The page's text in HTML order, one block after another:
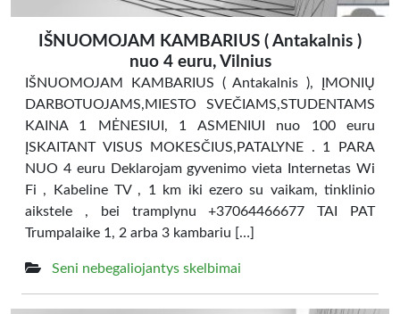
IŠNUOMOJAM KAMBARIUS ( Antakalnis )
nuo 4 euru, Vilnius
IŠNUOMOJAM KAMBARIUS ( Antakalnis ), ĮMONIŲ
DARBOTUOJAMS,MIESTO SVEČIAMS,STUDENTAMS
KAINA 1 MĖNESIUI, 1 ASMENIUI nuo 100 euru
ĮSKAITANT VISUS MOKESČIUS,PATALYNE . 1 PARA
NUO 4 euru Deklarojam gyvenimo vieta Internetas Wi
Fi , Kabeline TV , 1 km iki ezero su vaikam, tinklinio
aikstele , bei tramplynu +37064466677 TAI PAT
Trumpalaike 1, 2 arba 3 kambariu […]
Seni nebegaliojantys skelbimai